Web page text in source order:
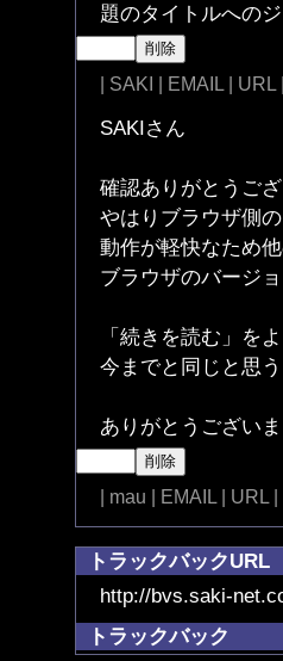
題のタイトルへの
| SAKI | EMAIL |
SAKIさん
確認ありがとうご
やはりブラウザ側
動作が軽快なため
ブラウザのバージ
「続きを読む」を
今までと同じと思
ありがとうござい
| mau | EMAIL | URL
トラックバックURL
http://bvs.saki-
トラックバック